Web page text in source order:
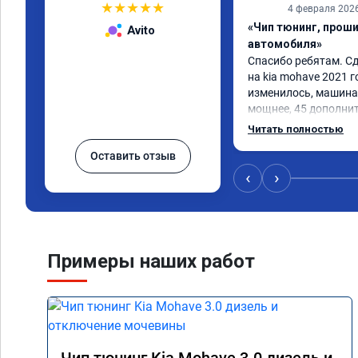
★★★★★
Avito
Оставить отзыв
4 февраля
«Чип тюнинг,
автомобиля»
Спасибо ребятам.
на kia mohave 2021
изменилось,
мощнее, 45
существенно
15 город, уже три
12.5. Коробка
Читать полностью
‹ ›
Примеры наших работ